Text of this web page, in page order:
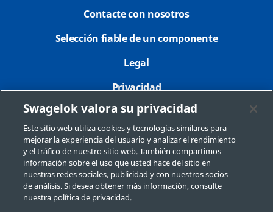
Contacte con nosotros
Selección fiable de un componente
Legal
Privacidad
Imprimir
Mapa del sitio
Preferencias de cookies
No Vender o Compartir Mi Información Personal
Swagelok valora su privacidad
Este sitio web utiliza cookies y tecnologías similares para
mejorar la experiencia del usuario y analizar el rendimiento
y el tráfico de nuestro sitio web. También compartimos
información sobre el uso que usted hace del sitio en
nuestras redes sociales, publicidad y con nuestros socios
de análisis. Si desea obtener más información, consulte
nuestra política de privacidad.